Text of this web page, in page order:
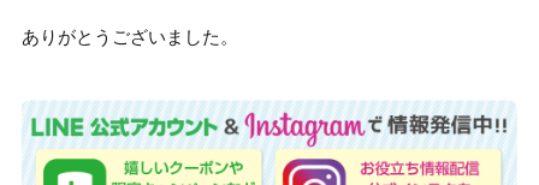
ありがとうございました。